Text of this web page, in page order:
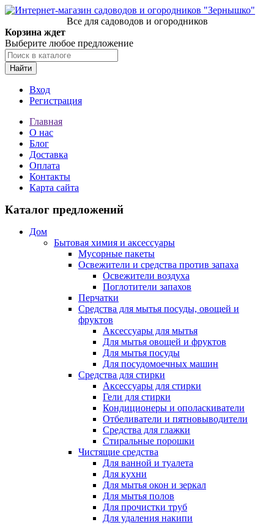
Все для садоводов и огородников
Корзина ждет
Выберите любое предложение
Найти
Вход
Регистрация
Главная
О нас
Блог
Доставка
Оплата
Контакты
Карта сайта
Каталог предложений
Дом
Бытовая химия и аксессуары
Мусорные пакеты
Освежители и средства против запаха
Освежители воздуха
Поглотители запахов
Перчатки
Средства для мытья посуды, овощей и
фруктов
Аксессуары для мытья
Для мытья овощей и фруктов
Для мытья посуды
Для посудомоечных машин
Средства для стирки
Аксессуары для стирки
Гели для стирки
Кондиционеры и ополаскиватели
Отбеливатели и пятновыводители
Средства для глажки
Стиральные порошки
Чистящие средства
Для ванной и туалета
Для кухни
Для мытья окон и зеркал
Для мытья полов
Для прочистки труб
Для удаления накипи